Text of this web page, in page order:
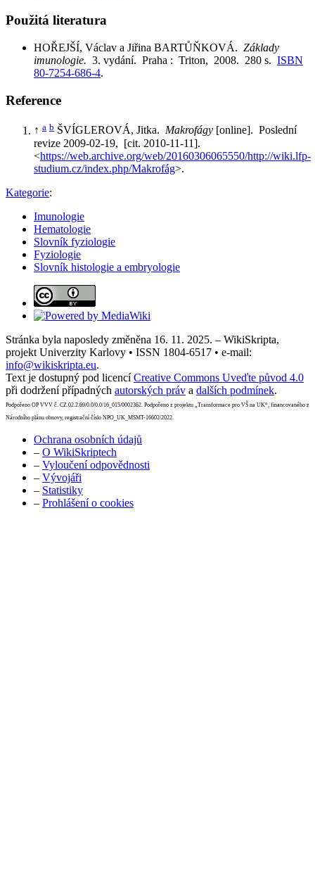
Použitá literatura
HOŘEJŠÍ, Václav a Jiřina BARTŮŇKOVÁ. Základy
imunologie. 3. vydání. Praha : Triton, 2008. 280 s. ISBN
80-7254-686-4.
Reference
↑ a b ŠVÍGLEROVÁ, Jitka. Makrofágy [online]. Poslední
revize 2009-02-19, [cit. 2010-11-11].
<https://web.archive.org/web/20160306065550/http://wiki.lfp-
studium.cz/index.php/Makrofág>.
Kategorie:
Imunologie
Hematologie
Slovník fyziologie
Fyziologie
Slovník histologie a embryologie
Stránka byla naposledy změněna 16. 11. 2025. – WikiSkripta,
projekt Univerzity Karlovy • ISSN 1804-6517 • e-mail:
info@wikiskripta.eu.
Text je dostupný pod licencíCreative Commons Uveďte původ 4.0
při dodržení případných autorských práv a dalších podmínek.
Podpořeno OP VVV č. CZ.02.2.69/0.0/0.0/16_015/0002362. Podpořeno z projektu „Transformace pro VŠ na UK“, financovaného z
Národního plánu obnovy, registrační číslo NPO_UK_MSMT-16602/2022.
Ochrana osobních údajů
– O WikiSkriptech
– Vyloučení odpovědnosti
– Vývojáři
– Statistiky
– Prohlášení o cookies